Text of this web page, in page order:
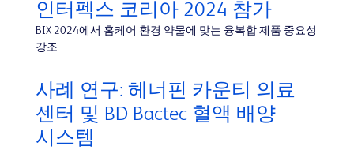
인터펙스 코리아 2024 참가
BIX 2024에서 홈케어 환경 약물에 맞는 융복합 제품 중요성
강조
사례 연구: 헤너핀 카운티 의료
센터 및 BD Bactec 혈액 배양
시스템